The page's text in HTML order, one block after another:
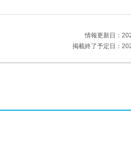
情報更新日：
掲載終了予定日：